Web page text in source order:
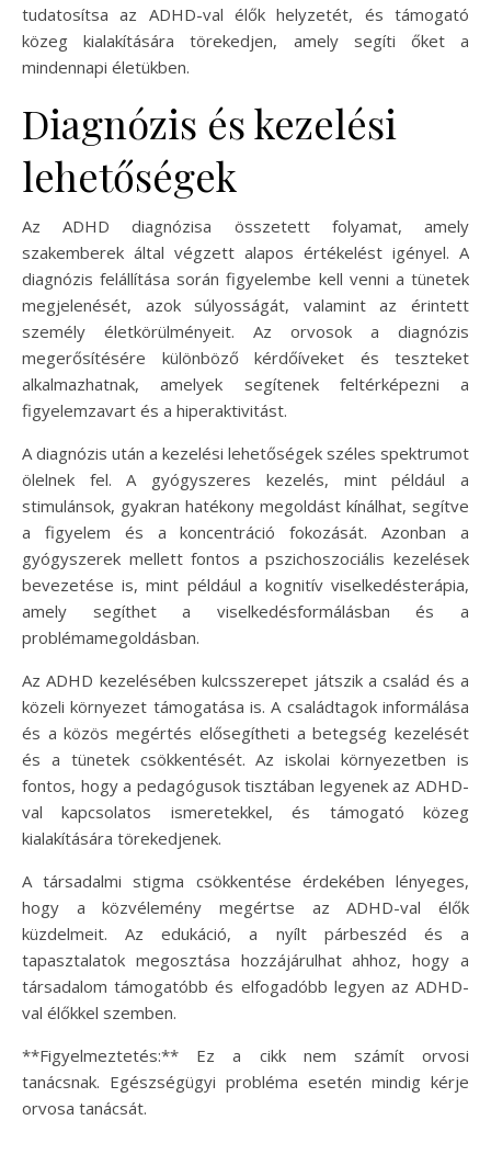
tudatosítsa az ADHD-val élők helyzetét, és támogató
közeg kialakítására törekedjen, amely segíti őket a
mindennapi életükben.
Diagnózis és kezelési
lehetőségek
Az ADHD diagnózisa összetett folyamat, amely
szakemberek által végzett alapos értékelést igényel. A
diagnózis felállítása során figyelembe kell venni a tünetek
megjelenését, azok súlyosságát, valamint az érintett
személy életkörülményeit. Az orvosok a diagnózis
megerősítésére különböző kérdőíveket és teszteket
alkalmazhatnak, amelyek segítenek feltérképezni a
figyelemzavart és a hiperaktivitást.
A diagnózis után a kezelési lehetőségek széles spektrumot
ölelnek fel. A gyógyszeres kezelés, mint például a
stimulánsok, gyakran hatékony megoldást kínálhat, segítve
a figyelem és a koncentráció fokozását. Azonban a
gyógyszerek mellett fontos a pszichoszociális kezelések
bevezetése is, mint például a kognitív viselkedésterápia,
amely segíthet a viselkedésformálásban és a
problémamegoldásban.
Az ADHD kezelésében kulcsszerepet játszik a család és a
közeli környezet támogatása is. A családtagok informálása
és a közös megértés elősegítheti a betegség kezelését
és a tünetek csökkentését. Az iskolai környezetben is
fontos, hogy a pedagógusok tisztában legyenek az ADHD-
val kapcsolatos ismeretekkel, és támogató közeg
kialakítására törekedjenek.
A társadalmi stigma csökkentése érdekében lényeges,
hogy a közvélemény megértse az ADHD-val élők
küzdelmeit. Az edukáció, a nyílt párbeszéd és a
tapasztalatok megosztása hozzájárulhat ahhoz, hogy a
társadalom támogatóbb és elfogadóbb legyen az ADHD-
val élőkkel szemben.
**Figyelmeztetés:** Ez a cikk nem számít orvosi
tanácsnak. Egészségügyi probléma esetén mindig kérje
orvosa tanácsát.